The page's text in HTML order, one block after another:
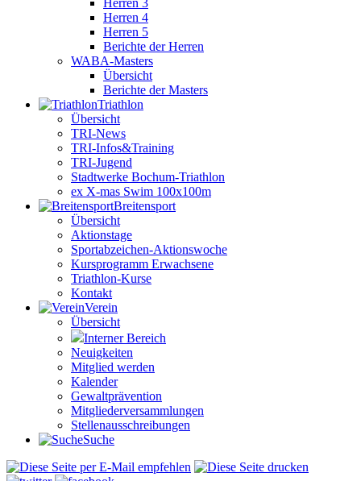
Herren 3
Herren 4
Herren 5
Berichte der Herren
WABA-Masters
Übersicht
Berichte der Masters
Triathlon
Übersicht
TRI-News
TRI-Infos&Training
TRI-Jugend
Stadtwerke Bochum-Triathlon
ex X-mas Swim 100x100m
Breiten­sport
Übersicht
Aktionstage
Sportabzeichen-Aktionswoche
Kursprogramm Erwachsene
Triathlon-Kurse
Kontakt
Verein
Übersicht
Interner Bereich
Neuigkeiten
Mitglied werden
Kalender
Gewaltprävention
Mitglieder­versammlungen
Stellen­aus­schrei­bungen
Suche